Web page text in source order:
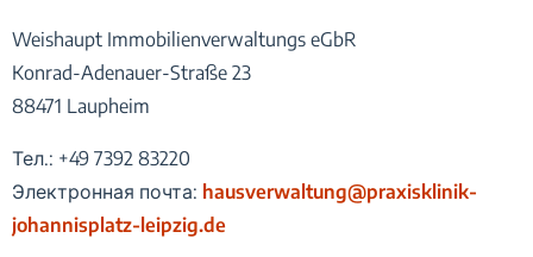
Weishaupt Immobilienverwaltungs eGbR
Konrad-Adenauer-Straße 23
88471 Laupheim
Тел.: +49 7392 83220
Электронная почта: hausverwaltung@praxisklinik-
johannisplatz-leipzig.de